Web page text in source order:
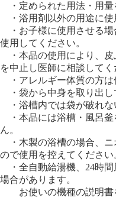
・定められた用法・用量
・浴用剤以外の用途に使
・お子様に使用させる場
使用してください。
・本品の使用により、皮
を中止し医師に相談してく
・アレルギー体質の方は
・袋から中身を取り出し
・浴槽内では袋が破れな
・本品には浴槽・風呂釜
ん。
・木製の浴槽の場合、ニ
ので使用を控えてください
・全自動給湯機、24時間
場合があります。
お使いの機種の説明書